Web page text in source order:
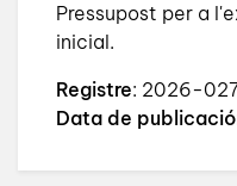
Pressupost per a
inicial.
Registre: 2026-
Data de publicació